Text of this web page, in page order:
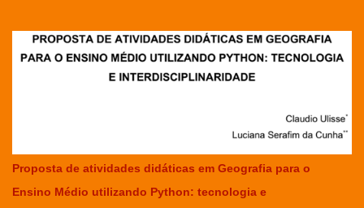
Proposta de atividades didáticas em Geografia para o
Ensino Médio utilizando Python: tecnologia e